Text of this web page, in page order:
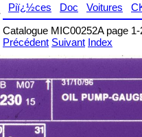
Piï¿½ces Doc Voitures
Catalogue MIC00252A page
Précédent Suivant Index